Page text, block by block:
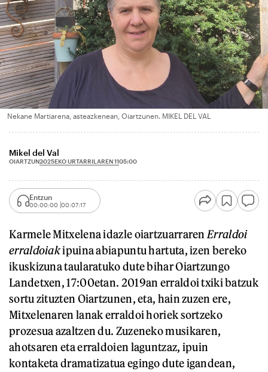
Nekane Martiarena, asteazkenean, Oiartzunen. MIKEL DEL VAL
Mikel del Val
OIARTZUN2025EKO URTARRILAREN 1105:00
Entzun
00:00:00 00:07:17
Karmele Mitxelena idazle oiartzuarraren Erraldoi
erraldoiakipuina abiapuntu hartuta, izen bereko
ikuskizuna taularatuko dute bihar Oiartzungo
Landetxen, 17:00etan. 2019an erraldoi txiki batzuk
sortu zituzten Oiartzunen, eta, hain zuzen ere,
Mitxelenaren lanak erraldoi horiek sortzeko
prozesua azaltzen du. Zuzeneko musikaren,
ahotsaren eta erraldoien laguntzaz, ipuin
kontaketa dramatizatua egingo dute igandean,